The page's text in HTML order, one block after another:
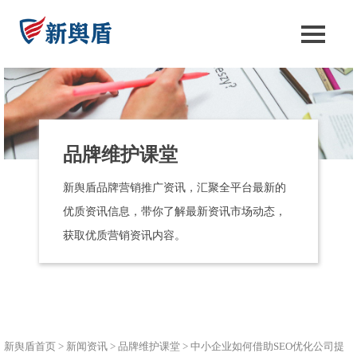
品牌维护课堂
新舆盾品牌营销推广资讯，汇聚全平台最新的
优质资讯信息，带你了解最新资讯市场动态，
获取优质营销资讯内容。
新舆盾首页 > 新闻资讯 > 品牌维护课堂 > 中小企业如何借助SEO优化公司提